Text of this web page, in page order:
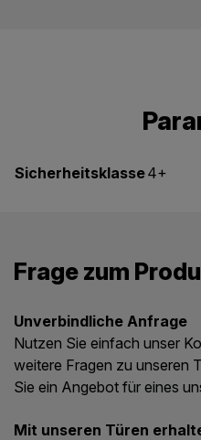
Sicherheitsklasse4+
Frage zum
Unverbindliche Anfrage
Nutzen Sie einfach unser
weitere Fragen zu unseren
Sie ein Angebot für eines
Mit unseren Türen